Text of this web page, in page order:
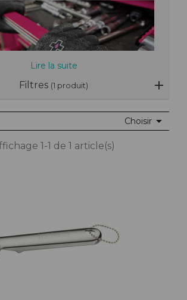
Lire la suite
Filtres (1 produit)
Choisir 
1-1 de 1 article(s)